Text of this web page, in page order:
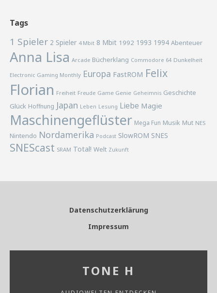
Tags
1 Spieler 2 Spieler 4 Mbit 8 Mbit 1992 1993 1994 Abenteuer
Anna Lisa Arcade Bücherklang Commodore 64 Dunkelheit
Electronic Gaming Monthly Europa FastROM Felix
Florian Freiheit Freude Game Genie Geheimnis Geschichte
Glück Hoffnung Japan Leben Lesung Liebe Magie
Maschinengeflüster Mega Fun Musik Mut NES
Nintendo Nordamerika Podcast SlowROM SNES
SNEScast SRAM Total! Welt Zukunft
Datenschutzerklärung
Impressum
TONE H